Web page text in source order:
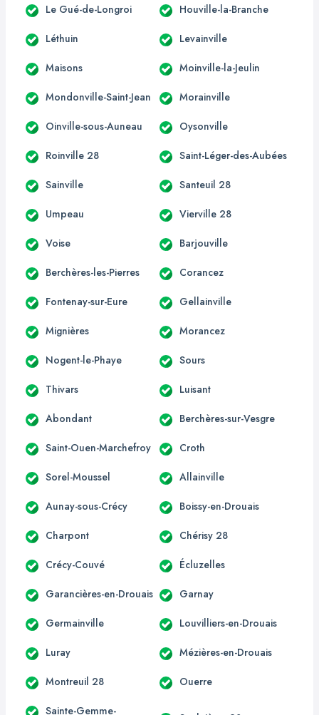
Le Gué-de-Longroi Houville-la-Branche
Léthuin Levainville
Maisons Moinville-la-Jeulin
Mondonville-Saint-Jean Morainville
Oinville-sous-Auneau Oysonville
Roinville 28 Saint-Léger-des-Aubées
Sainville Santeuil 28
Umpeau Vierville 28
Voise Barjouville
Berchères-les-Pierres Corancez
Fontenay-sur-Eure Gellainville
Mignières Morancez
Nogent-le-Phaye Sours
Thivars Luisant
Abondant Berchères-sur-Vesgre
Saint-Ouen-Marchefroy Croth
Sorel-Moussel Allainville
Aunay-sous-Crécy Boissy-en-Drouais
Charpont Chérisy 28
Crécy-Couvé Écluzelles
Garancières-en-Drouais Garnay
Germainville Louvilliers-en-Drouais
Luray Mézières-en-Drouais
Montreuil 28 Ouerre
Sainte-Gemme-